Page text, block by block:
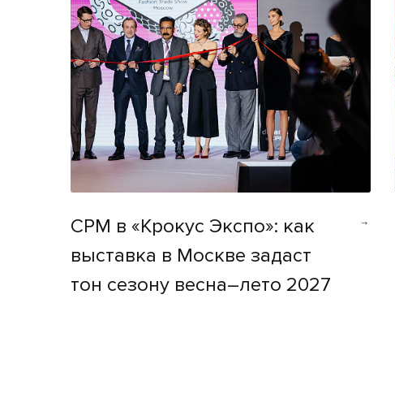
CPM в «Крокус Экспо»: как
выставка в Москве задаст
тон сезону весна–лето 2027